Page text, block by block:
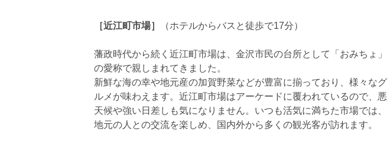
［近江町市場］ （ホテルからバスと徒歩で17分）
藩政時代から続く近江町市場は、金沢市民の台所として「おみちょ」
の愛称で親しまれてきました。
新鮮な海の幸や地元産の加賀野菜などが豊富に揃っており、様々なグ
ルメが味わえます。近江町市場はアーケードに覆われているので、悪
天候や強い日差しも気になりません。いつも活気に満ちた市場では、
地元の人との交流を楽しめ、国内外から多くの観光客が訪れます。